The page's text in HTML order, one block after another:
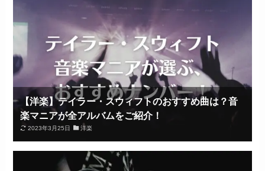
【洋楽】テイラー・スウィフトのおすすめ曲は？音
楽マニアが全アルバムをご紹介！
2023年3月25日 洋楽